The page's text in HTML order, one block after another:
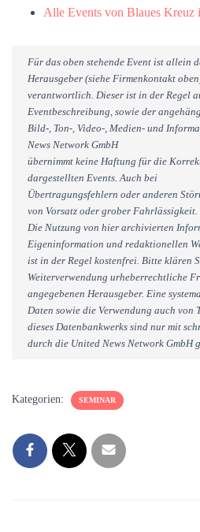
Alle Events von Blaues Kreuz
Für das oben stehende Event ist allein
Herausgeber (siehe Firmenkontakt
verantwortlich. Dieser ist in der Regel
Eventbeschreibung, sowie der
Bild-, Ton-, Video-, Medien- und
News Network GmbH
übernimmt keine Haftung für die
dargestellten Events. Auch bei
Übertragungsfehlern oder anderen
von Vorsatz oder grober Fahrlässigkeit.
Die Nutzung von hier archivierten
Eigeninformation und redaktionellen
ist in der Regel kostenfrei. Bitte klären
Weiterverwendung urheberrechtliche
angegebenen Herausgeber. Eine
Daten sowie die Verwendung auch von
dieses Datenbankwerks sind nur mit
durch die United News Network GmbH
Kategorien: SEMINAR